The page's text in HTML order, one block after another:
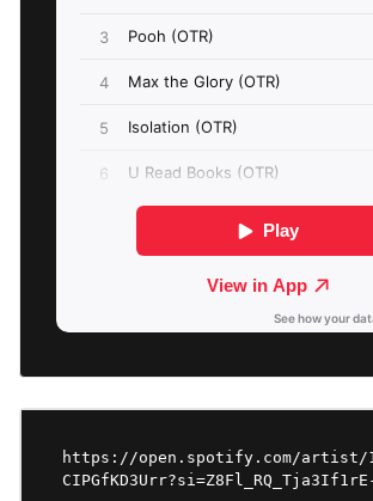
https://open.spotify.com/artist/
CIPGfKD3Urr?si=Z8Fl_RQ_Tja3If1rE-